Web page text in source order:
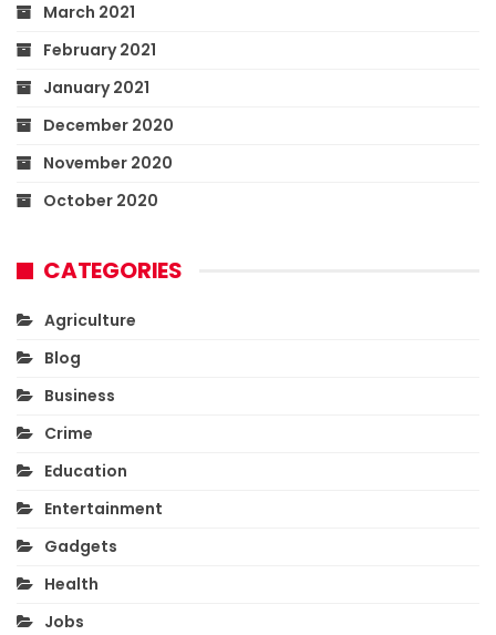
March 2021
February 2021
January 2021
December 2020
November 2020
October 2020
CATEGORIES
Agriculture
Blog
Business
Crime
Education
Entertainment
Gadgets
Health
Jobs